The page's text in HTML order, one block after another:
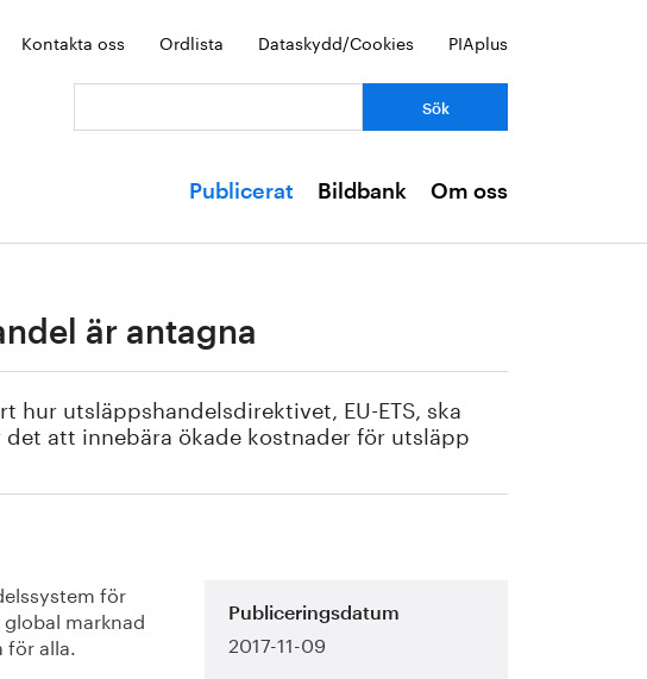
Kontakta oss Ordlista Dataskydd/Cookies PIAplus
Publicerat Bildbank Om oss
är antagna
utsläppshandelsdirektivet, EU-ETS, ska
att innebära ökade kostnader för utsläpp
för
marknad
för alla.
Publiceringsdatum
2017-11-09